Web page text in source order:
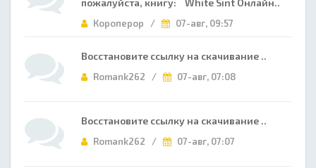
пожалуйста, книгу: White Sint Онлайн..
Короперор / 07-авг, 09:57
Восстановите ссылку на скачивание ..
Romank262 / 07-авг, 07:08
Восстановите ссылку на скачивание ..
Romank262 / 07-авг, 07:07